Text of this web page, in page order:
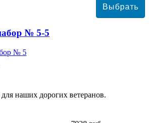
№ 5-5
наших дорогих ветеранов.